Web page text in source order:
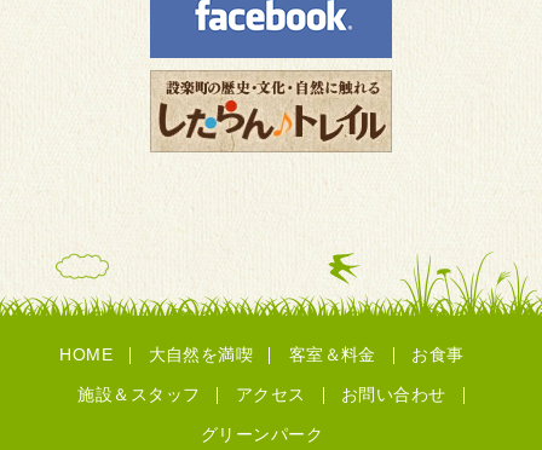
HOME 大自然を満喫 客室＆料金 お食事
施設＆スタッフ アクセス お問い合わせ
グリーンパーク